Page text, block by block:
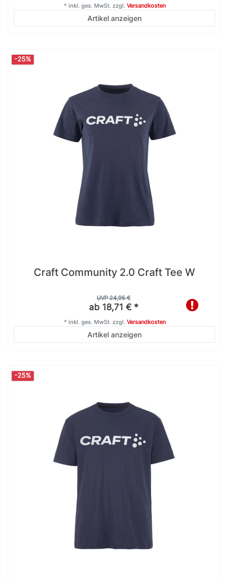
Artikel anzeigen
* inkl. ges. MwSt.zzgl. Versandkosten
-25%
Craft Community 2.0 Craft Tee W
UVP 24,95 €
ab 18,71 € *
Artikel anzeigen
* inkl. ges. MwSt.zzgl. Versandkosten
-25%